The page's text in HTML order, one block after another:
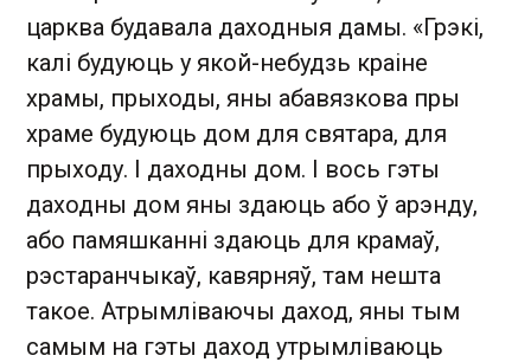
царква будавала даходныя дамы. «Грэкі,
калі будуюць у якой-небудзь краіне
храмы, прыходы, яны абавязкова пры
храме будуюць дом для святара, для
прыходу. І даходны дом. І вось гэты
даходны дом яны здаюць або ў арэнду,
або памяшканні здаюць для крамаў,
рэстаранчыкаў, кавярняў, там нешта
такое. Атрымліваючы даход, яны тым
самым на гэты даход утрымліваюць